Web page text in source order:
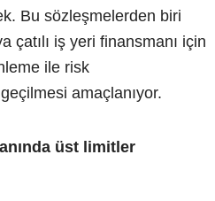
Bu sözleşmelerden biri
çatılı iş yeri finansmanı için
ile risk
amaçlanıyor.
üst limitler